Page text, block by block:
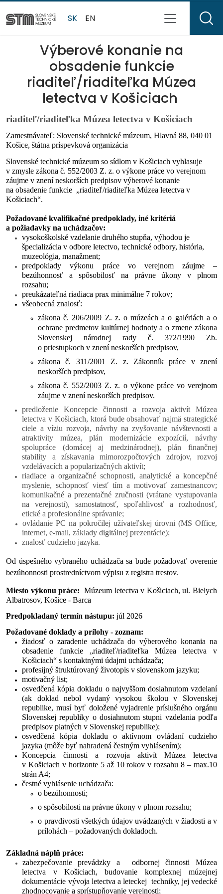
SK EN
Výberové konanie na
obsadenie funkcie
riaditeľ/riaditeľka Múzea
letectva v Košiciach
riaditeľ/riaditeľka Múzea letectva v Košiciach
Zamestnávateľ: Slovenské technické múzeum, Hlavná 88, 040 01
Košice, štátna príspevková organizácia
Slovenské technické múzeum so sídlom v Košiciach vyhlasuje
v zmysle zákona č. 552/2003 Z. z. o výkone práce vo verejnom
záujme v znení neskorších predpisov výberové konanie
na obsadenie funkcie „riaditeľ/riaditeľka Múzea letectva v
Košiciach“.
Požadované kvalifikačné predpoklady, iné kritériá
a požiadavky na uchádzačov:
vysokoškolské vzdelanie druhého stupňa, výhodou je
špecializácia v odbore letectvo, technické odbory, história,
muzeológia, manažment;
predpoklady výkonu práce vo verejnom záujme –
bezúhonnosť a spôsobilosť na právne úkony v plnom
rozsahu;
preukázateľná riadiaca prax minimálne 7 rokov;
všeobecná znalosť:
zákona č. 206/2009 Z. z. o múzeách a o galériách a o
ochrane predmetov kultúrnej hodnoty a o zmene zákona
Slovenskej národnej rady č. 372/1990 Zb.
o priestupkoch v znení neskorších predpisov,
zákona č. 311/2001 Z. z. Zákonník práce v znení
neskorších predpisov,
zákona č. 552/2003 Z. z. o výkone práce vo verejnom
záujme v znení neskorších predpisov.
predloženie Koncepcie činnosti a rozvoja aktivít Múzea
letectva v Košiciach, ktorá bude obsahovať najmä strategické
ciele a víziu rozvoja, návrhy na zvyšovanie návštevnosti a
atraktivity múzea, plán modernizácie expozícií, návrhy
spolupráce (domácej aj medzinárodnej), plán finančnej
stability a získavania mimorozpočtových zdrojov, rozvoj
vzdelávacích a popularizačných aktivít;
riadiace a organizačné schopnosti, analytické a koncepčné
myslenie,schopnosť viesť tím a motivovať zamestnancov;
komunikačné a prezentačné zručnosti (vrátane vystupovania
na verejnosti), samostatnosť, spoľahlivosť a rozhodnosť,
etické a profesionálne správanie;
ovládanie PC na pokročilej užívateľskej úrovni (MS Office,
internet, e-mail, základy digitálnej prezentácie);
znalosť cudzieho jazyka.
Od úspešného vybraného uchádzača sa bude požadovať overenie
bezúhonnosti prostredníctvom výpisu z registra trestov.
Miesto výkonu práce:Múzeum letectva v Košiciach, ul. Bielych
Albatrosov, Košice - Barca
Predpokladaný termín nástupu: júl 2026
Požadované doklady a prílohy - zoznam:
žiadosť o zaradenie uchádzača do výberového konania na
obsadenie funkcie „riaditeľ/riaditeľka Múzea letectva v
Košiciach“ s kontaktnými údajmi uchádzača;
profesijný štruktúrovaný životopis v slovenskom jazyku;
motivačný list;
osvedčená kópia dokladu o najvyššom dosiahnutom vzdelaní
(ak doklad nebol vydaný vysokou školou v Slovenskej
republike, musí byť doložené vyjadrenie príslušného orgánu
Slovenskej republiky o dosiahnutom stupni vzdelania podľa
predpisov platných v Slovenskej republike);
osvedčená kópia dokladu o aktívnom ovládaní cudzieho
jazyka (môže byť nahradená čestným vyhlásením);
Koncepcia činnosti a rozvoja aktivít Múzea letectva
v Košiciach v horizonte 5 až 10 rokov v rozsahu 8 – max.10
strán A4;
čestné vyhlásenie uchádzača:
o bezúhonnosti;
o spôsobilosti na právne úkony v plnom rozsahu;
o pravdivosti všetkých údajov uvádzaných v žiadosti a v
prílohách – požadovaných dokladoch.
Základná náplň práce:
zabezpečovanie prevádzky a odbornej činnosti Múzea
letectva v Košiciach, budovanie komplexnej múzejnej
dokumentácie vývoja letectva a leteckej techniky, jej vedecké
zhodnocovanie a sprístupňovanie verejnosti;